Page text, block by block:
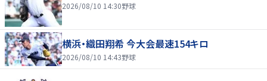
2026/08/10 14:30野球
横浜・織田翔希 今大会最速154キロ
2026/08/10 14:43野球